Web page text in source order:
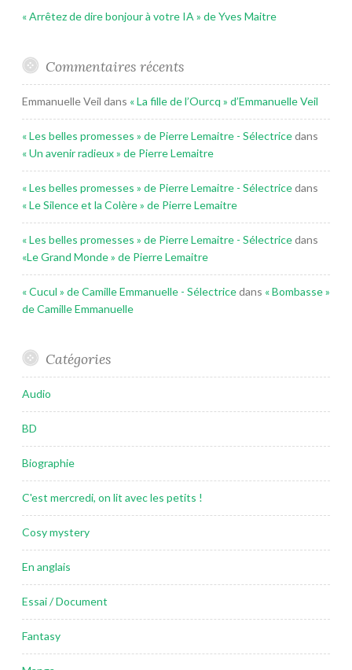
« Arrêtez de dire bonjour à votre IA » de Yves Maitre
Commentaires récents
Emmanuelle Veil dans « La fille de l’Ourcq » d’Emmanuelle Veil
« Les belles promesses » de Pierre Lemaitre - Sélectricedans
« Un avenir radieux » de Pierre Lemaitre
« Les belles promesses » de Pierre Lemaitre - Sélectricedans
« Le Silence et la Colère » de Pierre Lemaitre
« Les belles promesses » de Pierre Lemaitre - Sélectricedans
«Le Grand Monde » de Pierre Lemaitre
« Cucul » de Camille Emmanuelle - Sélectricedans « Bombasse »
de Camille Emmanuelle
Catégories
Audio
BD
Biographie
C'est mercredi, on lit avec les petits !
Cosy mystery
En anglais
Essai / Document
Fantasy